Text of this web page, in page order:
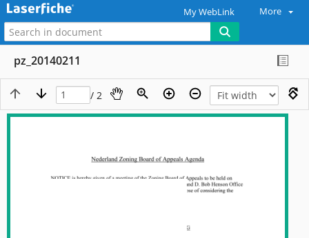
My WebLink More
pz_20140211
/ 2